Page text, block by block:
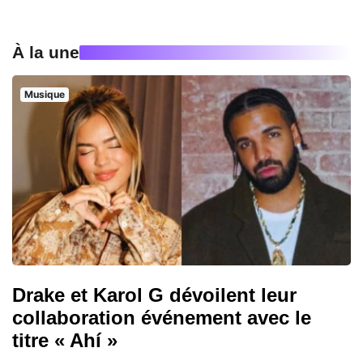
À la une
Musique
Drake et Karol G dévoilent leur
collaboration événement avec le
titre « Ahí »